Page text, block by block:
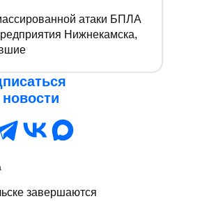
атаки БПЛА
Нижнекамска,
новости
завершаются